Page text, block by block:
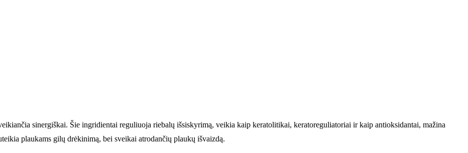
sinergiškai. Šie ingridientai reguliuoja riebalų išsiskyrimą, veikia kaip keratolitikai, keratoreguliatoriai ir kaip antioksidantai, mažina
plaukams gilų drėkinimą, bei sveikai atrodančių plaukų išvaizdą.